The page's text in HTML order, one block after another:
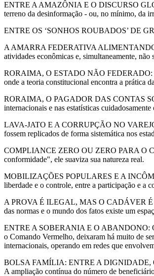
ENTRE A AMAZÔNIA E O DISCURSO
terreno da desinformação - ou, no mínimo, da
ENTRE OS ‘SONHOS ROUBADOS’ DE
A AMARRA FEDERATIVA ALIMENTANDO
atividades econômicas e, simultaneamente,
RORAIMA, O ESTADO NÃO FEDERADO:
onde a teoria constitucional encontra a prática
RORAIMA, O PAGADOR DAS CONTAS
internacionais e nas estatísticas
LAVA-JATO E A CORRUPÇÃO NO
fossem replicados de forma sistemática nos
COMPLIANCE ZERO OU ZERO PARA O
conformidade", ele suaviza sua natureza real.
MOBILIZAÇÕES POPULARES E A
liberdade e o controle, entre a participação e a
A PROVA É ILEGAL, MAS O CADÁVER É
das normas e o mundo dos fatos existe um
ENTRE A SOBERANIA E O ABANDONO:
o Comando Vermelho, deixaram há muito de
internacionais, operando em redes que
BOLSA FAMÍLIA: ENTRE A DIGNIDADE, O
A ampliação contínua do número de